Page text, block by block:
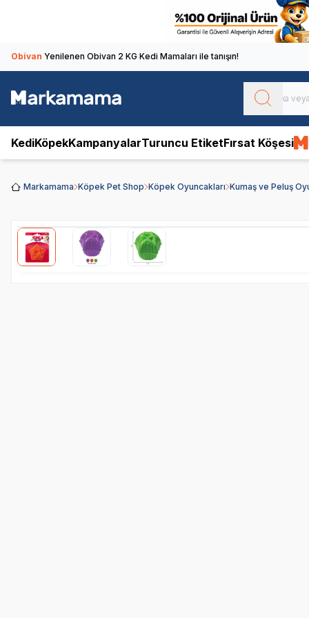
Obivan Yenilenen Obivan 2 KG Kedi Mamaları ile tanışın!
KediKöpekKampanyalarTuruncu EtiketFırsat Köşesi
Markamama Köpek Pet Shop Köpek Oyuncakları Kumaş ve Peluş